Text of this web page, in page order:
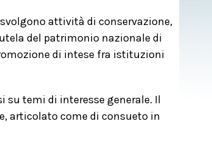
attività di conservazione,
del patrimonio nazionale di
di intese fra istituzioni
su temi di interesse generale. Il
articolato come di consueto in